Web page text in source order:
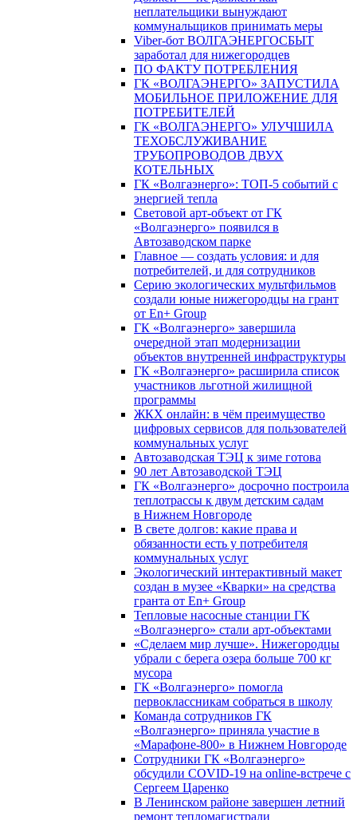
неплательщики вынуждают
коммунальщиков принимать меры
Viber-бот ВОЛГАЭНЕРГОСБЫТ
заработал для нижегородцев
ПО ФАКТУ ПОТРЕБЛЕНИЯ
ГК «ВОЛГАЭНЕРГО» ЗАПУСТИЛА
МОБИЛЬНОЕ ПРИЛОЖЕНИЕ ДЛЯ
ПОТРЕБИТЕЛЕЙ
ГК «ВОЛГАЭНЕРГО» УЛУЧШИЛА
ТЕХОБСЛУЖИВАНИЕ
ТРУБОПРОВОДОВ ДВУХ
КОТЕЛЬНЫХ
ГК «Волгаэнерго»: ТОП-5 событий с
энергией тепла
Световой арт-объект от ГК
«Волгаэнерго» появился в
Автозаводском парке
Главное — создать условия: и для
потребителей, и для сотрудников
Серию экологических мультфильмов
создали юные нижегородцы на грант
от En+ Group
ГК «Волгаэнерго» завершила
очередной этап модернизации
объектов внутренней инфраструктуры
ГК «Волгаэнерго» расширила список
участников льготной жилищной
программы
ЖКХ онлайн: в чём преимущество
цифровых сервисов для пользователей
коммунальных услуг
Автозаводская ТЭЦ к зиме готова
90 лет Автозаводской ТЭЦ
ГК «Волгаэнерго» досрочно построила
теплотрассы к двум детским садам
в Нижнем Новгороде
В свете долгов: какие права и
обязанности есть у потребителя
коммунальных услуг
Экологический интерактивный макет
создан в музее «Кварки» на средства
гранта от En+ Group
Тепловые насосные станции ГК
«Волгаэнерго» стали арт-объектами
«Сделаем мир лучше». Нижегородцы
убрали с берега озера больше 700 кг
мусора
ГК «Волгаэнерго» помогла
первоклассникам собраться в школу
Команда сотрудников ГК
«Волгаэнерго» приняла участие в
«Марафоне-800» в Нижнем Новгороде
Сотрудники ГК «Волгаэнерго»
обсудили COVID-19 на online-встрече с
Сергеем Царенко
В Ленинском районе завершен летний
ремонт тепломагистрали